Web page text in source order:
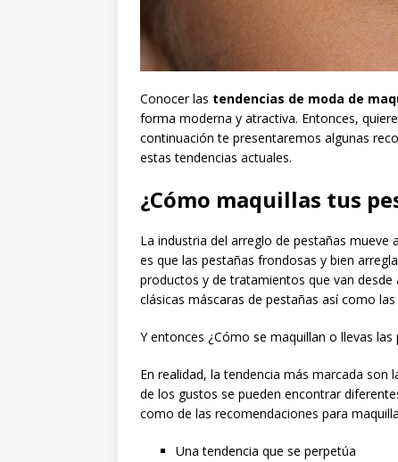
Conocer las tendencias de moda de
forma moderna y atractiva. Entonces,
continuación te presentaremos algunas
estas tendencias actuales.
¿Cómo maquillas tus
La industria del arreglo de pestañas mueve
es que las pestañas frondosas y bien
productos y de tratamientos que van
clásicas máscaras de pestañas así como
Y entonces ¿Cómo se maquillan o llevas
En realidad, la tendencia más marcada
de los gustos se pueden encontrar
como de las recomendaciones para
Una tendencia que se perpetúa